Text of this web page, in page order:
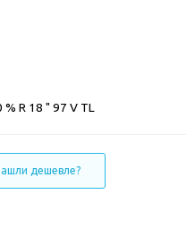
R 18 " 97 V TL
дешевле?